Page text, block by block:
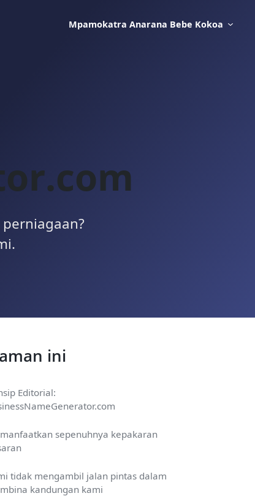
Mpamokatra Anarana Bebe Kokoa
ini
Editorial:
sepenuhnya kepakaran
tidak mengambil jalan pintas dalam
kandungan kami